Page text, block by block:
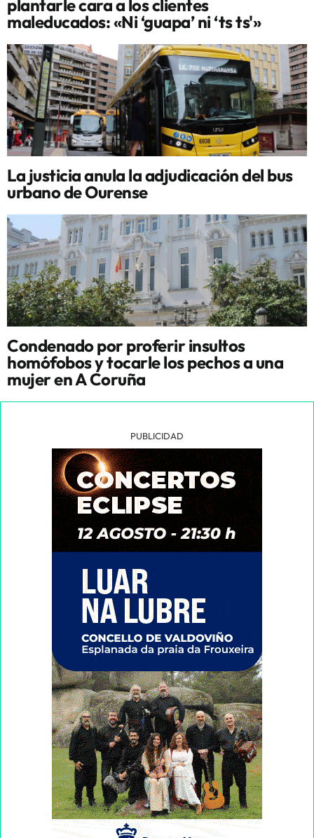
plantarle cara a los clientes
maleducados: «Ni ‘guapa’ ni ‘ts ts'»
La justicia anula la adjudicación del bus
urbano de Ourense
Condenado por proferir insultos
homófobos y tocarle los pechos a una
mujer en A Coruña
PUBLICIDAD